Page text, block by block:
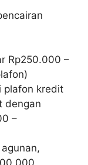
Rp250.000 –
plafon kredit
dengan
–